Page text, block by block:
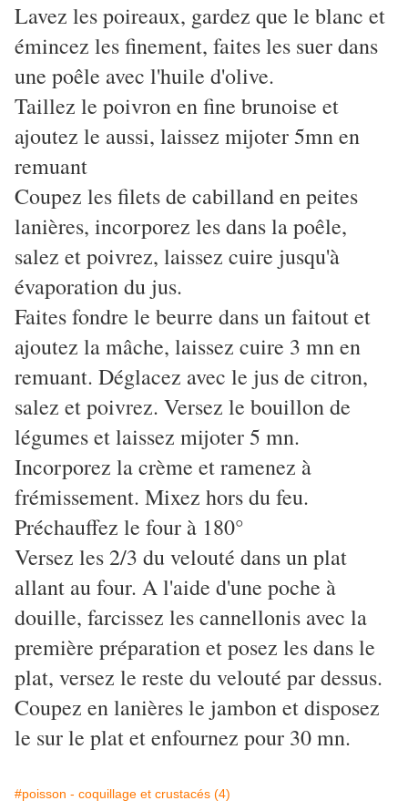
Lavez les poireaux, gardez que le blanc et
émincez les finement, faites les suer dans
une poêle avec l'huile d'olive.
Taillez le poivron en fine brunoise et
ajoutez le aussi, laissez mijoter 5mn en
remuant
Coupez les filets de cabilland en peites
lanières, incorporez les dans la poêle,
salez et poivrez, laissez cuire jusqu'à
évaporation du jus.
Faites fondre le beurre dans un faitout et
ajoutez la mâche, laissez cuire 3 mn en
remuant. Déglacez avec le jus de citron,
salez et poivrez. Versez le bouillon de
légumes et laissez mijoter 5 mn.
Incorporez la crème et ramenez à
frémissement. Mixez hors du feu.
Préchauffez le four à 180°
Versez les 2/3 du velouté dans un plat
allant au four. A l'aide d'une poche à
douille, farcissez les cannellonis avec la
première préparation et posez les dans le
plat, versez le reste du velouté par dessus.
Coupez en lanières le jambon et disposez
le sur le plat et enfournez pour 30 mn.
#poisson - coquillage et crustacés (4)